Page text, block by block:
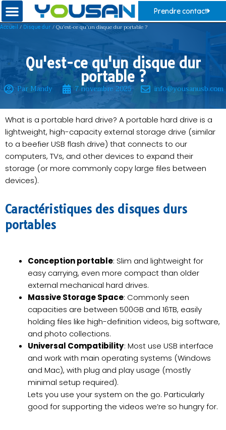
Prendre contact
Accueil / Disque dur / Qu'est-ce qu'un disque dur portable ?
Qu'est-ce qu'un disque dur
portable ?
Par Mandy 7 novembre 2025 info@yousanusb.com
What is a portable hard drive? A portable hard drive is a
lightweight, high-capacity external storage drive (similar
to a beefier USB flash drive) that connects to our
computers, TVs, and other devices to expand their
storage (or more commonly copy large files between
devices).
Caractéristiques des disques durs
portables
Conception portable: Slim and lightweight for
easy carrying, even more compact than older
external mechanical hard drives.
Massive Storage Space: Commonly seen
capacities are between 500GB and 16TB, easily
holding files like high-definition videos, big software,
and photo collections.
Universal Compatibility: Most use USB interface
and work with main operating systems (Windows
and Mac), with plug and play usage (mostly
minimal setup required).
Lets you use your system on the go. Particularly
good for supporting the videos we’re so hungry for.